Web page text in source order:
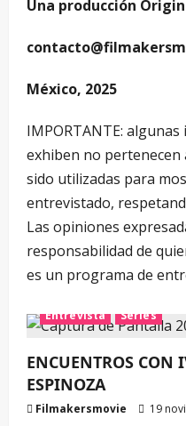
Una producción
México, 2025
IMPORTANTE:
exhiben no pertenecen
sido utilizadas para
entrevistado,
Las opiniones
responsabilidad de
es un programa de
Entrevista Series
ENCUENTROS CON
ESPINOZA
Filmakersmovie 19